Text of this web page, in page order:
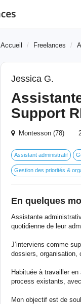
Accueil Freelances
Jessica G.
Support
Montesson (78)
Assistant administratif
Gestion des priorités &
En quelques
Assistante
quotidienne de leur
J’interviens comme
dossiers, organisation,
Habituée à travailler
process existants,
Mon objectif est de